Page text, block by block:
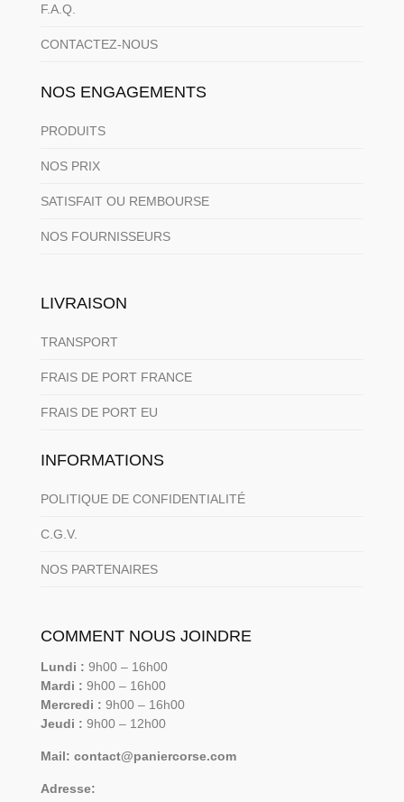
F.A.Q.
CONTACTEZ-NOUS
NOS ENGAGEMENTS
PRODUITS
NOS PRIX
SATISFAIT OU REMBOURSE
NOS FOURNISSEURS
LIVRAISON
TRANSPORT
FRAIS DE PORT FRANCE
FRAIS DE PORT EU
INFORMATIONS
POLITIQUE DE CONFIDENTIALITÉ
C.G.V.
NOS PARTENAIRES
COMMENT NOUS JOINDRE
Lundi : 9h00 – 16h00
Mardi : 9h00 – 16h00
Mercredi : 9h00 – 16h00
Jeudi : 9h00 – 12h00
Mail: contact@paniercorse.com
Adresse: